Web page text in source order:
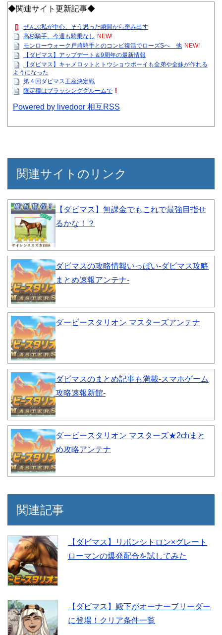
◆関連サイト更新記事◆
ぜんぶ私が中心、そう思った瞬間から歪み出す
高杉騎手、今週も騎乗なし NEW!
モンローウォーク戸崎騎手とのコンビ復活でローズSへ 他 NEW!
【ダビマス】アップデート＆9周年の最新情報
【ダビマス】キャメロットとトウショウボーイも全弟や全妹が作れる
ようになった
第４回ダビマス王座決定戦
限定種はブラッシンググルームで
Powered by livedoor 相互RSS
関連サイトのリンク
【ダビマス】無課金でもこれで最強目指せ
るかな！？
ダビマスの攻略情報いっぱい-ダビマス攻略
まとめ速報アンテナ-
ダービースタリオン マスターズアンテナ
ダビマスのまとめ記事も満載-スマホゲーム
攻略速報新館-
ダービースタリオン マスターズ★2chまと
め攻略アンテナ
関連記事
【ダビマス】リボンシトロン×グレート
ローマンの爆発配合を試してみた
【ダビマス】殿下がオーナーブリーダー
に登場！クリア条件一覧